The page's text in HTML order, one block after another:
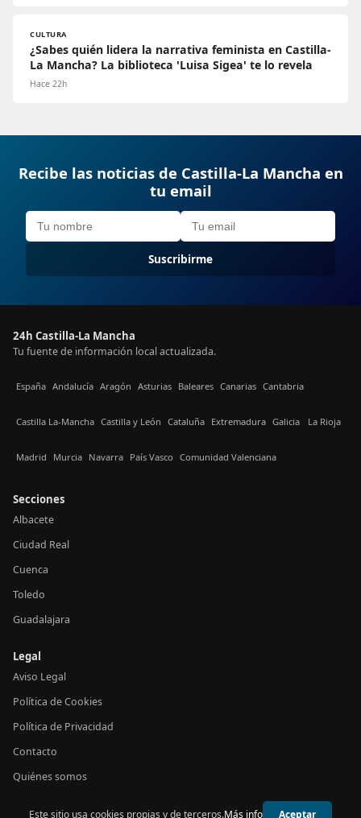
CULTURA
¿Sabes quién lidera la narrativa feminista en Castilla-
La Mancha? La biblioteca 'Luisa Sigea' te lo revela
Hace 22h
Recibe las noticias de Castilla-La Mancha en
tu email
Suscribirme
24h Castilla-La Mancha
Tu fuente de información local actualizada.
España Andalucía Aragón Asturias Baleares Canarias Cantabria
Castilla La-Mancha Castilla y León Cataluña Extremadura Galicia La Rioja
Madrid Murcia Navarra País Vasco Comunidad Valenciana
Secciones
Albacete
Ciudad Real
Cuenca
Toledo
Guadalajara
Legal
Aviso Legal
Política de Cookies
Política de Privacidad
Contacto
Quiénes somos
Este sitio usa cookies propias y de terceros.Más info Aceptar